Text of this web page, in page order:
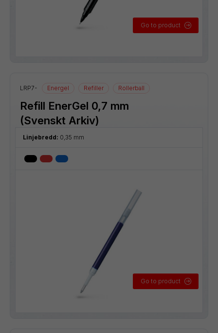
Go to product
LRP7- Energel Refiller Rollerball
Refill EnerGel 0,7 mm
(Svenskt Arkiv)
Linjebredd: 0,35 mm
Go to product